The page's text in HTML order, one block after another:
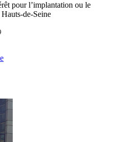
pour l’implantation ou le
de-Seine